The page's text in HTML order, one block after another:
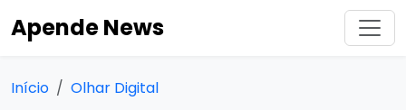
Apende News
Início Olhar Digital